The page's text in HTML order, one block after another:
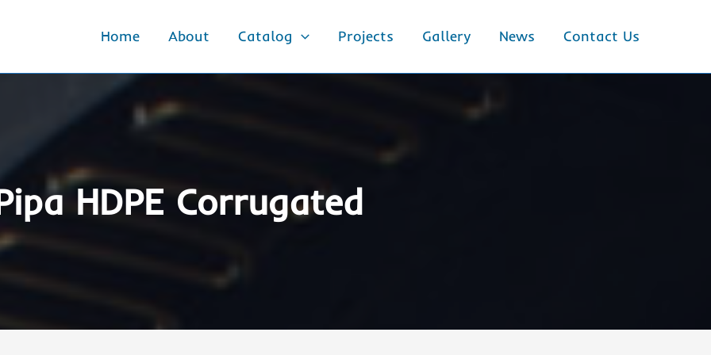
Home About Catalog Projects Gallery News Contact Us
HDPE Corrugated